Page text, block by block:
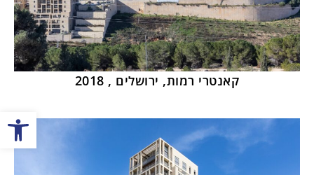
קאנטרי רמות, ירושלים , 2018